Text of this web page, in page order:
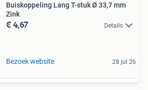
Buiskoppeling Lang T-stuk Ø 33,7 mm
Zink
€ 4,67 Details
Bezoek website 28 jul 26